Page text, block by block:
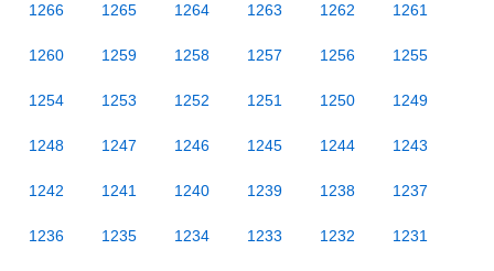
1266 1265 1264 1263 1262 1261
1260 1259 1258 1257 1256 1255
1254 1253 1252 1251 1250 1249
1248 1247 1246 1245 1244 1243
1242 1241 1240 1239 1238 1237
1236 1235 1234 1233 1232 1231